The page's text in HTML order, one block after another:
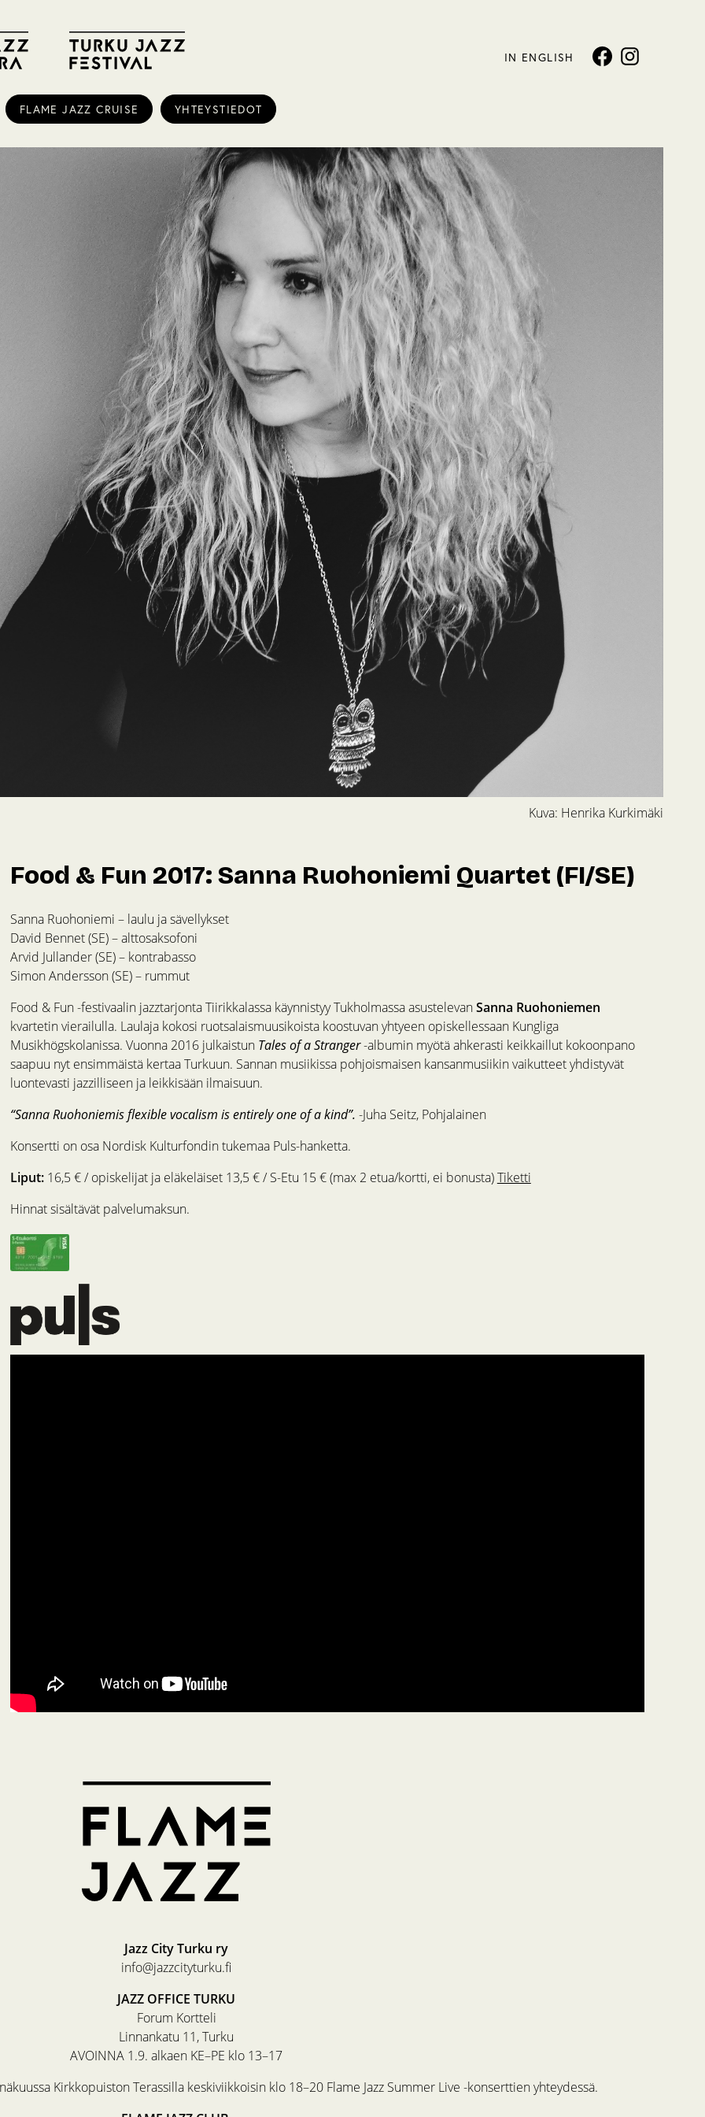
IN ENGLISH
FLAME JAZZ CRUISE YHTEYSTIEDOT
Kuva: Henrika Kurkimäki
Food & Fun 2017: Sanna Ruohoniemi Quartet (FI/SE)
Sanna Ruohoniemi – laulu ja sävellykset
David Bennet (SE) – alttosaksofoni
Arvid Jullander (SE) – kontrabasso
Simon Andersson (SE) – rummut
Food & Fun -festivaalin jazztarjonta Tiirikkalassa käynnistyy Tukholmassa asustelevanSanna Ruohoniemen
kvartetin vierailulla. Laulaja kokosi ruotsalaismuusikoista koostuvan yhtyeen opiskellessaan Kungliga
Musikhögskolanissa. Vuonna 2016 julkaistun Tales of a Stranger-albumin myötä ahkerasti keikkaillut kokoonpano
saapuu nyt ensimmäistä kertaa Turkuun. Sannan musiikissa pohjoismaisen kansanmusiikin vaikutteet yhdistyvät
luontevasti jazzilliseen ja leikkisään ilmaisuun.
“Sanna Ruohoniemis flexible vocalism is entirely one of a kind”. -Juha Seitz, Pohjalainen
Konsertti on osa Nordisk Kulturfondin tukemaa Puls-hanketta.
Liput:16,5 € / opiskelijat ja eläkeläiset 13,5 € / S-Etu 15 € (max 2 etua/kortti, ei bonusta)Tiketti
Hinnat sisältävät palvelumaksun.
Jazz City Turku ry
info@jazzcityturku.fi
JAZZ OFFICE TURKU
Forum Kortteli
Linnankatu 11, Turku
AVOINNA 1.9. alkaen KE–PE klo 13–17
Kirkkopuiston Terassilla keskiviikkoisin klo 18–20 Flame Jazz Summer Live -konserttien yhteydessä.